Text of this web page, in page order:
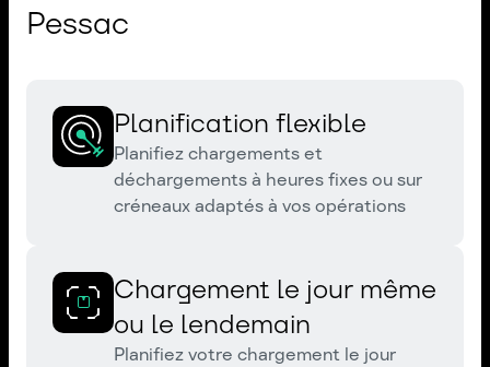
Pessac
Planification flexible
Planifiez chargements et
déchargements à heures fixes ou sur
créneaux adaptés à vos opérations
Chargement le jour même
ou le lendemain
Planifiez votre chargement le jour